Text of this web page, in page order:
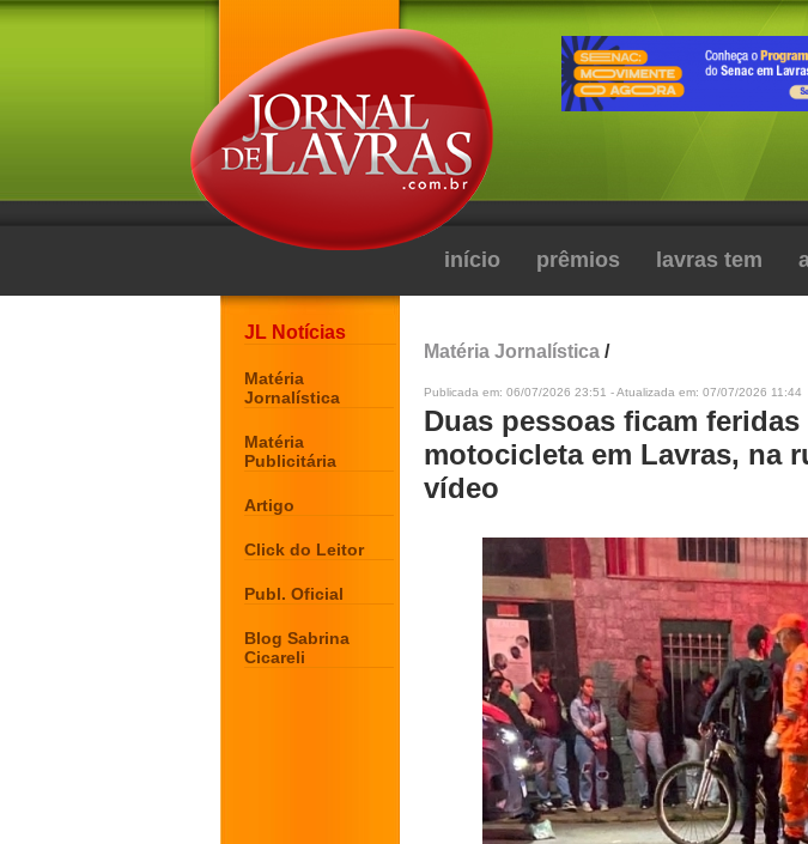
início prêmios lavras tem
JL Notícias
Matéria
Jornalística
Matéria
Publicitária
Artigo
Click do Leitor
Publ. Oficial
Blog Sabrina
Cicareli
Matéria Jornalística /
Publicada em: 06/07/2026 23:51 - Atualizada em: 07/07/2026 11:44
Duas pessoas ficam
motocicleta em Lavras, na
vídeo